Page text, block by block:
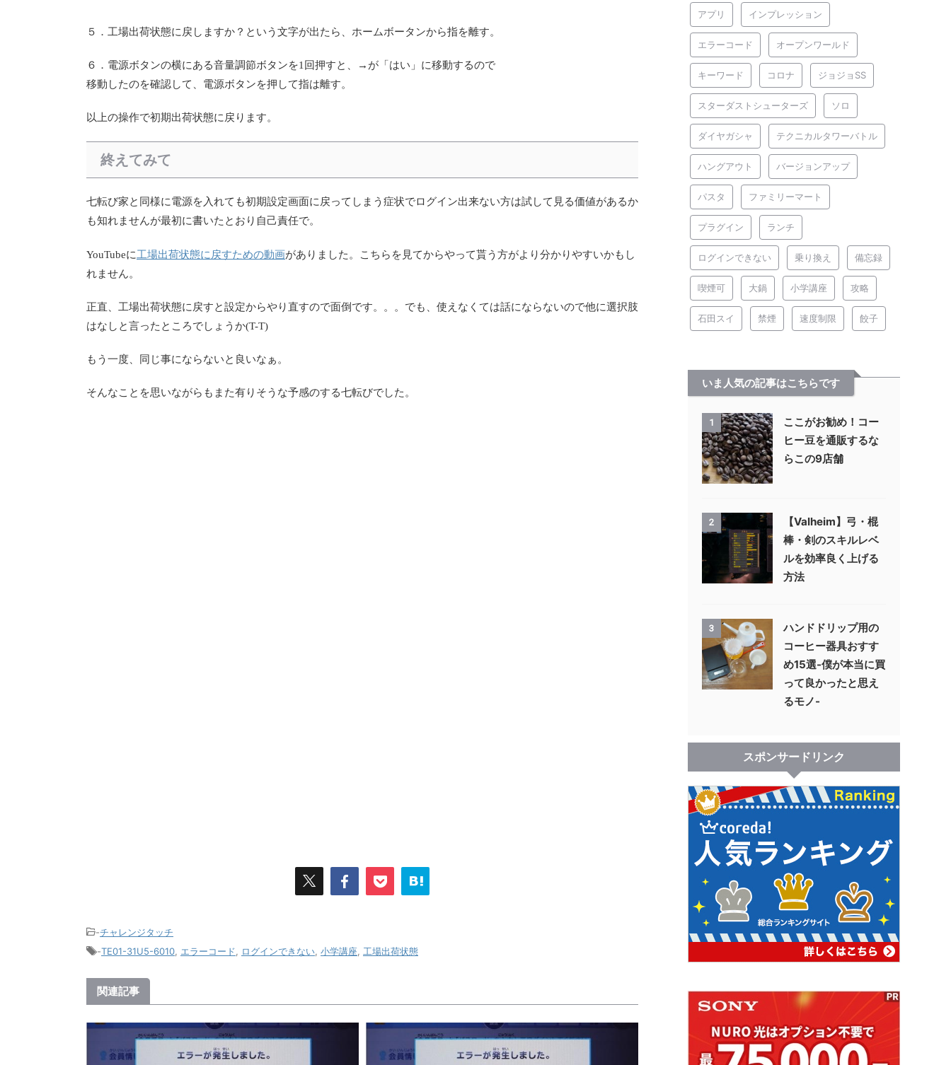
５．工場出荷状態に戻しますか？という文字が出たら、ホームボータンから指を離す。
６．電源ボタンの横にある音量調節ボタンを1回押すと、→が「はい」に移動するので
移動したのを確認して、電源ボタンを押して指は離す。
以上の操作で初期出荷状態に戻ります。
終えてみて
七転び家と同様に電源を入れても初期設定画面に戻ってしまう症状でログイン出来ない方は試して見る価値があるか
も知れませんが最初に書いたとおり自己責任で。
YouTubeに工場出荷状態に戻すための動画がありました。こちらを見てからやって貰う方がより分かりやすいかもし
れません。
正直、工場出荷状態に戻すと設定からやり直すので面倒です。。。でも、使えなくては話にならないので他に選択肢
はなしと言ったところでしょうか(T-T)
もう一度、同じ事にならないと良いなぁ。
そんなことを思いながらもまた有りそうな予感のする七転びでした。
-チャレンジタッチ
-TE01-31U5-6010 エラーコード ログインできない 小学講座 工場出荷状態
関連記事
アプリ インプレッション
エラーコード オープンワールド
キーワード コロナ ジョジョSS
スターダストシューターズ ソロ
ダイヤガシャ テクニカルタワーバトル
ハングアウト バージョンアップ
パスタ ファミリーマート
プラグイン ランチ
ログインできない 乗り換え 備忘録
喫煙可 大鍋 小学講座 攻略
石田スイ 禁煙 速度制限 餃子
いま人気の記事はこちらです
1
ここがお勧め！コー
ヒー豆を通販するな
らこの9店舗
2
【Valheim】弓・棍
棒・剣のスキルレベ
ルを効率良く上げる
方法
3
ハンドドリップ用の
コーヒー器具おすす
め15選-僕が本当に買
って良かったと思え
るモノ-
スポンサードリンク